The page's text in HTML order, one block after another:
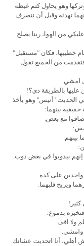
وهو يحاول كتم غيظه
تهدئه وقبل أن تنصرف
من الهوا، ربنا يصلح
خطيبها، فكان "مستقبل"
فتقدمت من الجميع تقول
امشي.
بالطريقة دي؟!
في الحديث "أنيس" وهو يأخذ
بينهما:
مع بعض.
بيدوبوا في بعض دوب.
واخدين على كده.
ويريح قلبهما.
كتير!
بدموع:
ولا اقف.
أهلي، أنا اتحديت عشانك